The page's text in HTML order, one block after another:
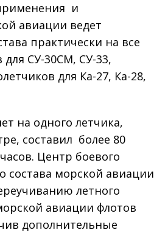
и
авиации ведет
практически на все
СУ-30СМ, СУ-33,
для Ка-27, Ка-28,
на одного летчика,
составил более 80
Центр боевого
состава морской авиации
летного
авиации флотов
дополнительные